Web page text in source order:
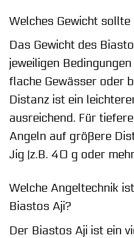
Welches Gewicht sollte
Das Gewicht des
jeweiligen
flache Gewässer oder
Distanz ist ein
ausreichend. Für
Angeln auf größere
Jig (z.B. 40 g oder
Welche Angeltechnik
Biastos Aji?
Der Biastos Aji ist ein